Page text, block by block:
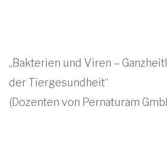
„Bakterien und Viren –
der Tiergesundheit“
(Dozenten von Pernaturam